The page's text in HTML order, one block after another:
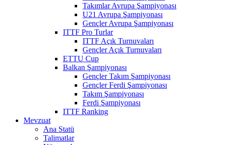
Takımlar Avrupa Şampiyonası
U21 Avrupa Şampiyonası
Gençler Avrupa Şampiyonası
ITTF Pro Turlar
ITTF Açık Turnuvaları
Gençler Açık Turnuvaları
ETTU Cup
Balkan Şampiyonası
Gençler Takım Şampiyonası
Gençler Ferdi Şampiyonası
Takım Şampiyonası
Ferdi Şampiyonası
ITTF Ranking
Mevzuat
Ana Statü
Talimatlar